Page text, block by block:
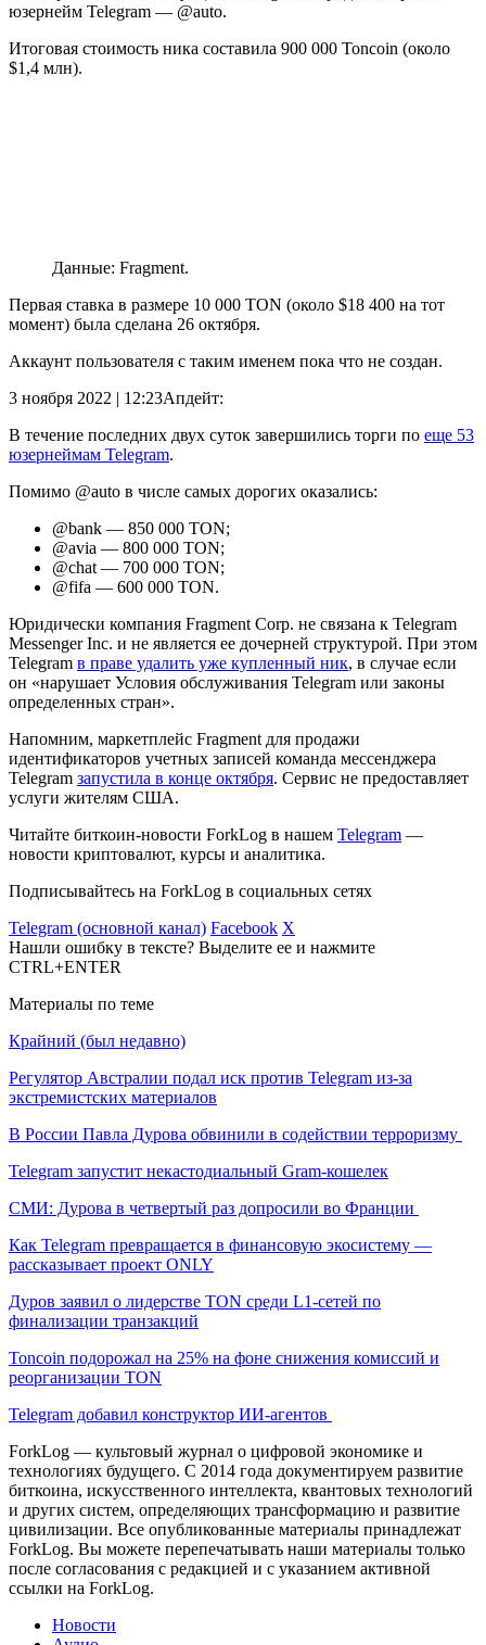
юзернейм Telegram — @auto.
Итоговая стоимость ника составила 900 000 Toncoin (около
$1,4 млн).
Данные: Fragment.
Первая ставка в размере 10 000 TON (около $18 400 на тот
момент) была сделана 26 октября.
Аккаунт пользователя с таким именем пока что не создан.
3 ноября 2022 | 12:23Апдейт:
В течение последних двух суток завершились торги по еще 53
юзернеймам Telegram.
Помимо @auto в числе самых дорогих оказались:
@bank — 850 000 TON;
@avia — 800 000 TON;
@chat — 700 000 TON;
@fifa — 600 000 TON.
Юридически компания Fragment Corp. не связана к Telegram
Messenger Inc. и не является ее дочерней структурой. При этом
Telegram в праве удалить уже купленный ник, в случае если
он «нарушает Условия обслуживания Telegram или законы
определенных стран».
Напомним, маркетплейс Fragment для продажи
идентификаторов учетных записей команда мессенджера
Telegram запустила в конце октября. Сервис не предоставляет
услуги жителям США.
Читайте биткоин-новости ForkLog в нашем Telegram —
новости криптовалют, курсы и аналитика.
Подписывайтесь на ForkLog в социальных сетях
Telegram (основной канал) Facebook X
Нашли ошибку в тексте? Выделите ее и нажмите
CTRL+ENTER
Материалы по теме
Крайний (был недавно)
Регулятор Австралии подал иск против Telegram из-за
экстремистских материалов
В России Павла Дурова обвинили в содействии терроризму
Telegram запустит некастодиальный Gram-кошелек
СМИ: Дурова в четвертый раз допросили во Франции
Как Telegram превращается в финансовую экосистему —
рассказывает проект ONLY
Дуров заявил о лидерстве TON среди L1-сетей по
финализации транзакций
Toncoin подорожал на 25% на фоне снижения комиссий и
реорганизации TON
Telegram добавил конструктор ИИ-агентов
ForkLog — культовый журнал о цифровой экономике и
технологиях будущего. С 2014 года документируем развитие
биткоина, искусственного интеллекта, квантовых технологий
и других систем, определяющих трансформацию и развитие
цивилизации. Все опубликованные материалы принадлежат
ForkLog. Вы можете перепечатывать наши материалы только
после согласования с редакцией и с указанием активной
ссылки на ForkLog.
Новости